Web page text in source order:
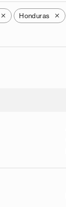
X Honduras X